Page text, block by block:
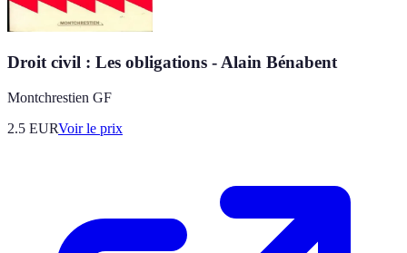
Droit civil : Les obligations - Alain Bénabent
Montchrestien GF
2.5 EURVoir le prix